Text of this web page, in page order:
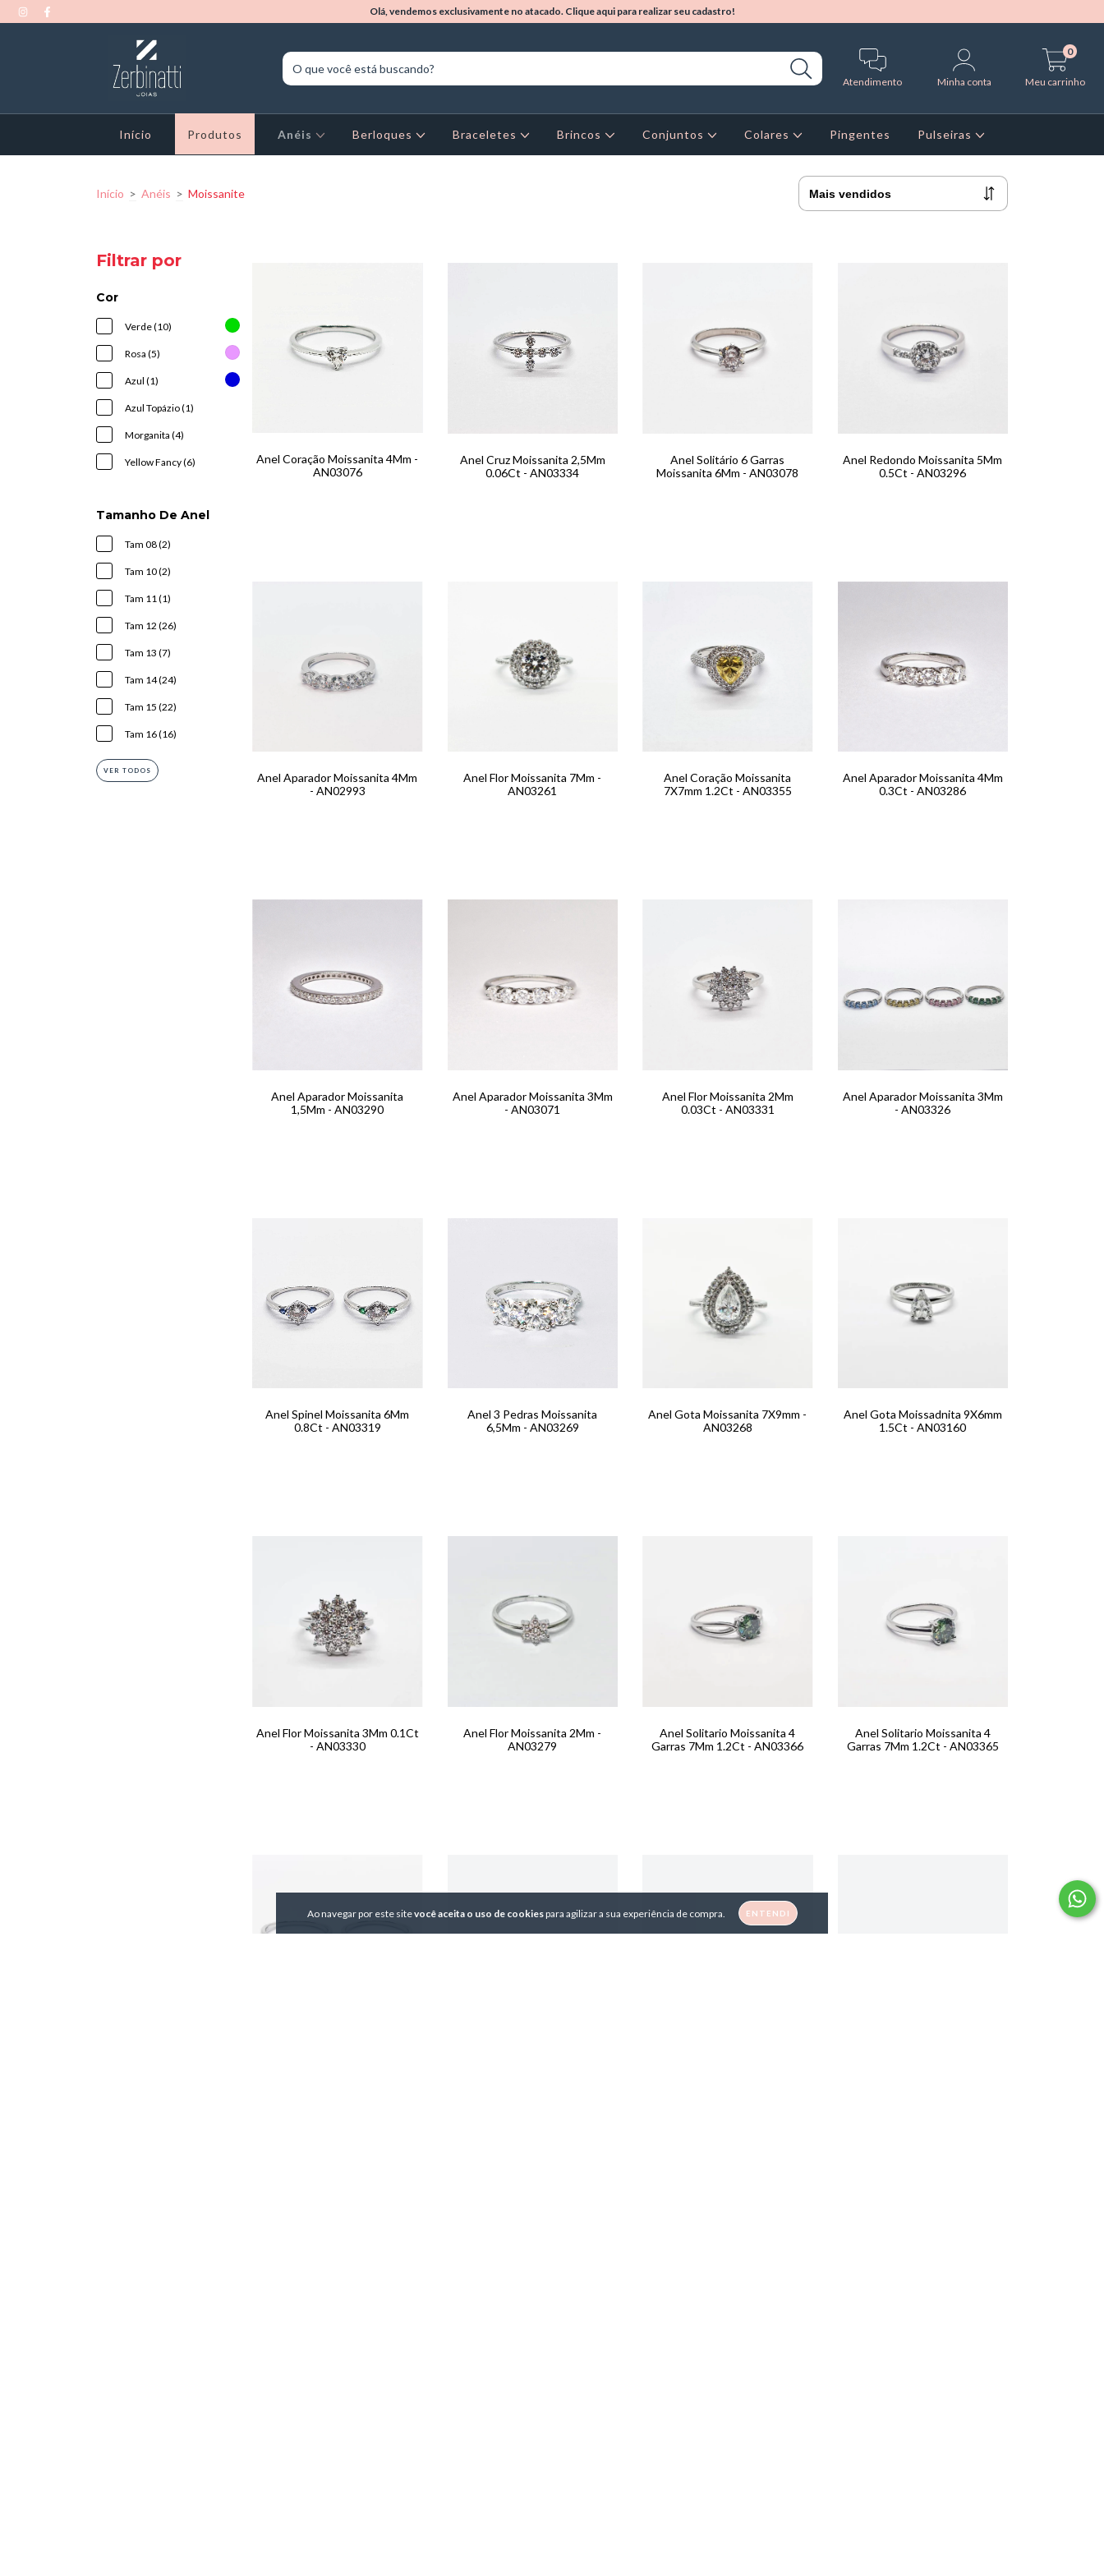
Olá, vendemos exclusivamente no atacado. Clique aqui para realizar seu cadastro!
Atendimento Minha conta Meu carrinho
0
Início Produtos Anéis Berloques Braceletes Brincos Conjuntos Colares Pingentes Pulseiras
Ao navegar por este sitevocê aceita o uso de cookiespara agilizar a sua experiência de compra. ENTENDI
Início > Anéis > Moissanite
Filtrar por
Cor
Verde (10)
Rosa (5)
Azul (1)
Azul Topázio (1)
Morganita (4)
Yellow Fancy (6)
Tamanho De Anel
Tam 08 (2)
Tam 10 (2)
Tam 11 (1)
Tam 12 (26)
Tam 13 (7)
Tam 14 (24)
Tam 15 (22)
Tam 16 (16)
VER TODOS
Anel Coração Moissanita 4Mm -
AN03076
Anel Cruz Moissanita 2,5Mm
0.06Ct - AN03334
Anel Solitário 6 Garras
Moissanita 6Mm - AN03078
Anel Redondo Moissanita 5Mm
0.5Ct - AN03296
Anel Aparador Moissanita 4Mm
- AN02993
Anel Flor Moissanita 7Mm -
AN03261
Anel Coração Moissanita
7X7mm 1.2Ct - AN03355
Anel Aparador Moissanita 4Mm
0.3Ct - AN03286
Anel Aparador Moissanita
1,5Mm - AN03290
Anel Aparador Moissanita 3Mm
- AN03071
Anel Flor Moissanita 2Mm
0.03Ct - AN03331
Anel Aparador Moissanita 3Mm
- AN03326
Anel Spinel Moissanita 6Mm
0.8Ct - AN03319
Anel 3 Pedras Moissanita
6,5Mm - AN03269
Anel Gota Moissanita 7X9mm -
AN03268
Anel Gota Moissadnita 9X6mm
1.5Ct - AN03160
Anel Flor Moissanita 3Mm 0.1Ct
- AN03330
Anel Flor Moissanita 2Mm -
AN03279
Anel Solitario Moissanita 4
Garras 7Mm 1.2Ct - AN03366
Anel Solitario Moissanita 4
Garras 7Mm 1.2Ct - AN03365